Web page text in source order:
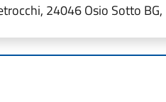
24046 Osio Sotto